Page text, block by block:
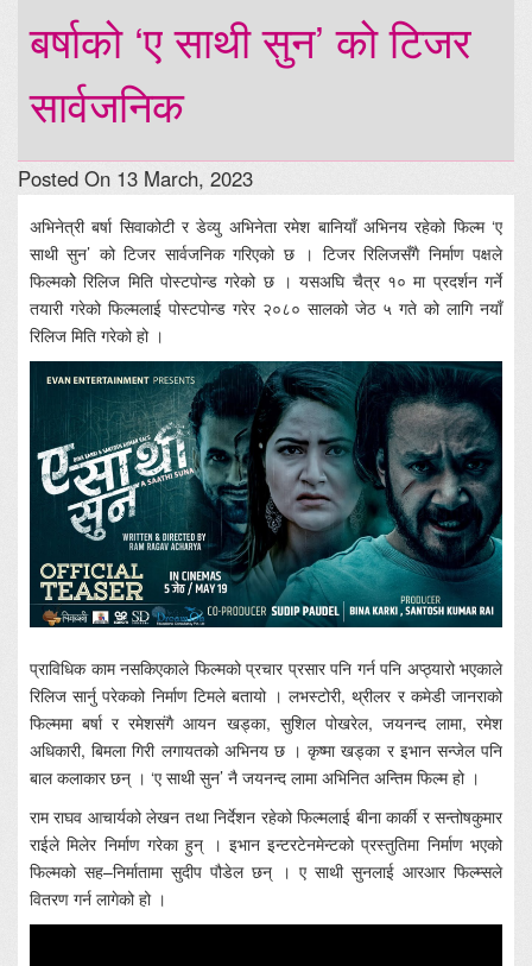
बर्षाको ‘ए साथी सुन’ को टिजर
सार्वजनिक
Posted On 13 March, 2023
अभिनेत्री बर्षा सिवाकोटी र डेव्यु अभिनेता रमेश बानियाँ अभिनय रहेको फिल्म ‘ए
साथी सुन’ को टिजर सार्वजनिक गरिएको छ । टिजर रिलिजसँगै निर्माण पक्षले
फिल्मकोे रिलिज मिति पोस्टपोन्ड गरेको छ । यसअघि चैत्र १० मा प्रदर्शन गर्ने
तयारी गरेको फिल्मलाई पोस्टपोन्ड गरेर २०८० सालको जेठ ५ गते को लागि नयाँ
रिलिज मिति गरेको हो ।
प्राविधिक काम नसकिएकाले फिल्मको प्रचार प्रसार पनि गर्न पनि अप्ठ्यारो भएकाले
रिलिज सार्नु परेकको निर्माण टिमले बतायो । लभस्टोरी, थ्रीलर र कमेडी जानराको
फिल्ममा बर्षा र रमेशसंगै आयन खड्का, सुशिल पोखरेल, जयनन्द लामा, रमेश
अधिकारी, बिमला गिरी लगायतको अभिनय छ । कृष्मा खड्का र इभान सन्जेल पनि
बाल कलाकार छन् । ‘ए साथी सुन’ नै जयनन्द लामा अभिनित अन्तिम फिल्म हो ।
राम राघव आचार्यको लेखन तथा निर्देशन रहेको फिल्मलाई बीना कार्की र सन्तोषकुमार
राईले मिलेर निर्माण गरेका हुन् । इभान इन्टरटेनमेन्टको प्रस्तुतिमा निर्माण भएको
फिल्मको सह–निर्मातामा सुदीप पौडेल छन् । ए साथी सुनलाई आरआर फिल्म्सले
वितरण गर्न लागेको हो ।